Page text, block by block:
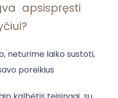
apsispręsti
neturime laiko sustoti,
poreikius